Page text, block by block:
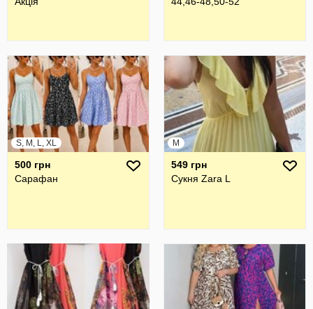
S, M, L, XL
500 грн
Сарафан
M
549 грн
Сукня Zara L